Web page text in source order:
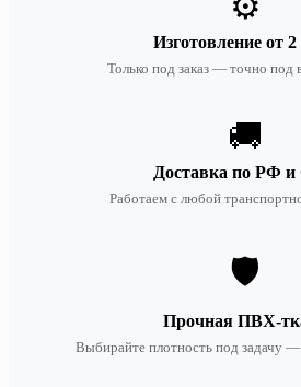
Изготовление от 2
Только под заказ — точно под
🚚
Доставка по РФ
Работаем с любой
🛡️
Прочная ПВХ-
Выбирайте плотность под задачу